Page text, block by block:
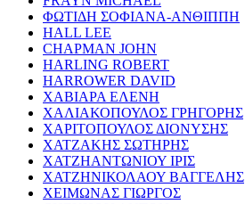
ΦΩΤΙΔΗ ΣΟΦΙΑΝΑ-ΑΝΘΙΠΠΗ
HALL LEE
CHAPMAN JOHN
HARLING ROBERT
HARROWER DAVID
ΧΑΒΙΑΡΑ ΕΛΕΝΗ
ΧΑΛΙΑΚΟΠΟΥΛΟΣ ΓΡΗΓΟΡΗΣ
ΧΑΡΙΤΟΠΟΥΛΟΣ ΔΙΟΝΥΣΗΣ
ΧΑΤΖΑΚΗΣ ΣΩΤΗΡΗΣ
ΧΑΤΖΗΑΝΤΩΝΙΟΥ ΙΡΙΣ
ΧΑΤΖΗΝΙΚΟΛΑΟΥ ΒΑΓΓΕΛΗΣ
ΧΕΙΜΩΝΑΣ ΓΙΩΡΓΟΣ